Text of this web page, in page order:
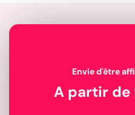
Envie d'être
A partir de